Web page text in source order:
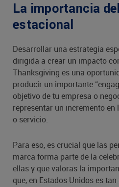
La importancia
estacional
Desarrollar una estrategia
dirigida a crear un impacto
Thanksgiving es una
producir un importante
objetivo de tu empresa o
representar un incremento
o servicio.
Para eso, es crucial que las
marca forma parte de la
ellas y que valoras la
que, en Estados Unidos es